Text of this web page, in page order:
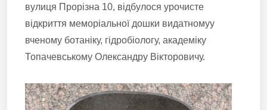
вулиця Прорізна 10, відбулося урочисте
відкриття меморіальної дошки видатномуу
вченому ботаніку, гідробіологу, академіку
Топачевському Олександру Вікторовичу.